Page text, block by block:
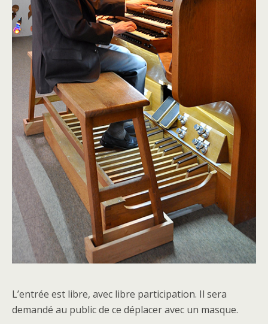
L’entrée est libre, avec libre participation. Il sera
demandé au public de ce déplacer avec un masque.